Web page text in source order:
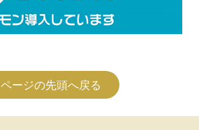
ページの先頭へ戻る